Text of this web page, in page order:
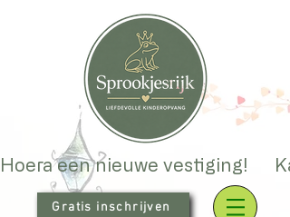
Hoera een nieuwe vestiging!
Gratis inschrijven